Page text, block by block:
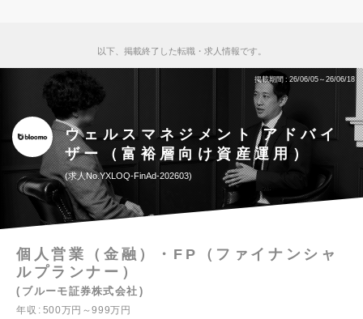
以下、掲載終了した転職・求人情報です。
掲載期間 26/06/05～26/06/18
ウェルスマネジメント アドバイ
ザー（富裕層向け資産運用）
求人No.YXLOQ-FinAd-202603
個人営業（金融）・FP（ファイナンシャ
ルプランナー）
ブルーモ証券株式会社
年収
500万円～999万円